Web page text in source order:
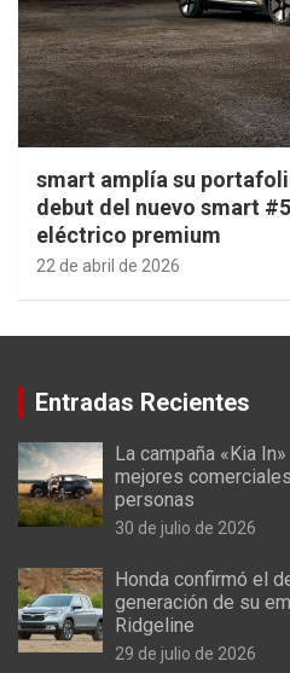
smart amplía su
debut del nuevo smart
eléctrico premium
22 de abril de 2026
Entradas Recientes
La campaña «Kia
mejores
personas
30 de julio de 2026
Honda confirmó el
generación de su
Ridgeline
29 de julio de 2026